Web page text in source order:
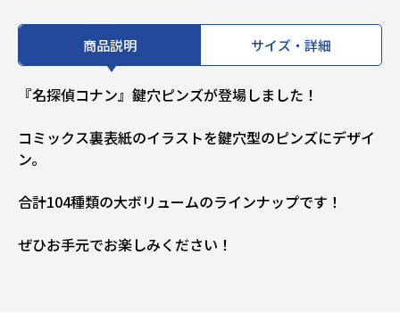
商品説明 サイズ・詳細
『名探偵コナン』鍵穴ピンズが登場しました！
コミックス裏表紙のイラストを鍵穴型のピンズにデザイ
ン。
合計104種類の大ボリュームのラインナップです！
ぜひお手元でお楽しみください！